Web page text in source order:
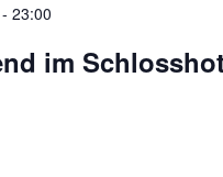
- 23:00
im